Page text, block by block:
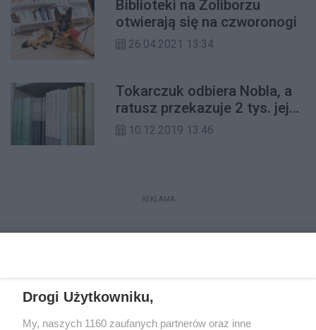
Biblioteki na Żoliborzu
otwierają się na czworonogi
26.04.2021 13:34
Tokarczuk odbiera Nobla, a
ratusz przekazuje 2 tys. jej
książek do bibliotek
10.12.2019 13:46
REKLAMA
Drogi Użytkowniku,
My, naszych 1160 zaufanych partnerów oraz inne